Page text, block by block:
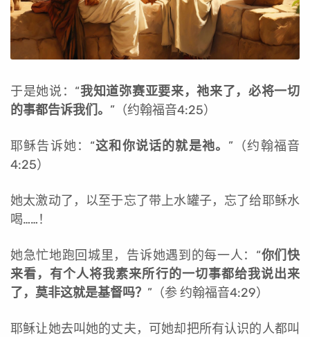
于是她说：“我知道弥赛亚要来，祂来了，必将一切
的事都告诉我们。 ”（约翰福音4:25）
耶稣告诉她：“这和你说话的就是祂。 ”（约翰福音
4:25）
她太激动了，以至于忘了带上水罐子，忘了给耶稣水
喝……！
她急忙地跑回城里，告诉她遇到的每一人：“你们快
来看，有个人将我素来所行的一切事都给我说出来
了，莫非这就是基督吗？ ”（参 约翰福音4:29）
耶稣让她去叫她的丈夫，可她却把所有认识的人都叫